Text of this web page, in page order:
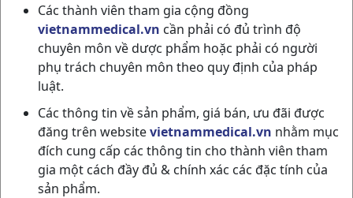
Các thành viên tham gia cộng đồng
vietnammedical.vn cần phải có đủ trình độ
chuyên môn về dược phẩm hoặc phải có người
phụ trách chuyên môn theo quy định của pháp
luật.
Các thông tin về sản phẩm, giá bán, ưu đãi được
đăng trên websitevietnammedical.vn nhằm mục
đích cung cấp các thông tin cho thành viên tham
gia một cách đầy đủ & chính xác các đặc tính của
sản phẩm.